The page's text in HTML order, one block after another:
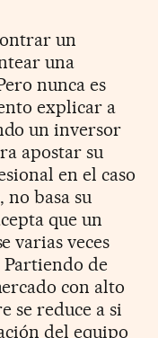
un
una
nunca es
explicar a
un inversor
apostar su
en el caso
no basa su
que un
varias veces
de
con alto
se reduce a si
del equipo